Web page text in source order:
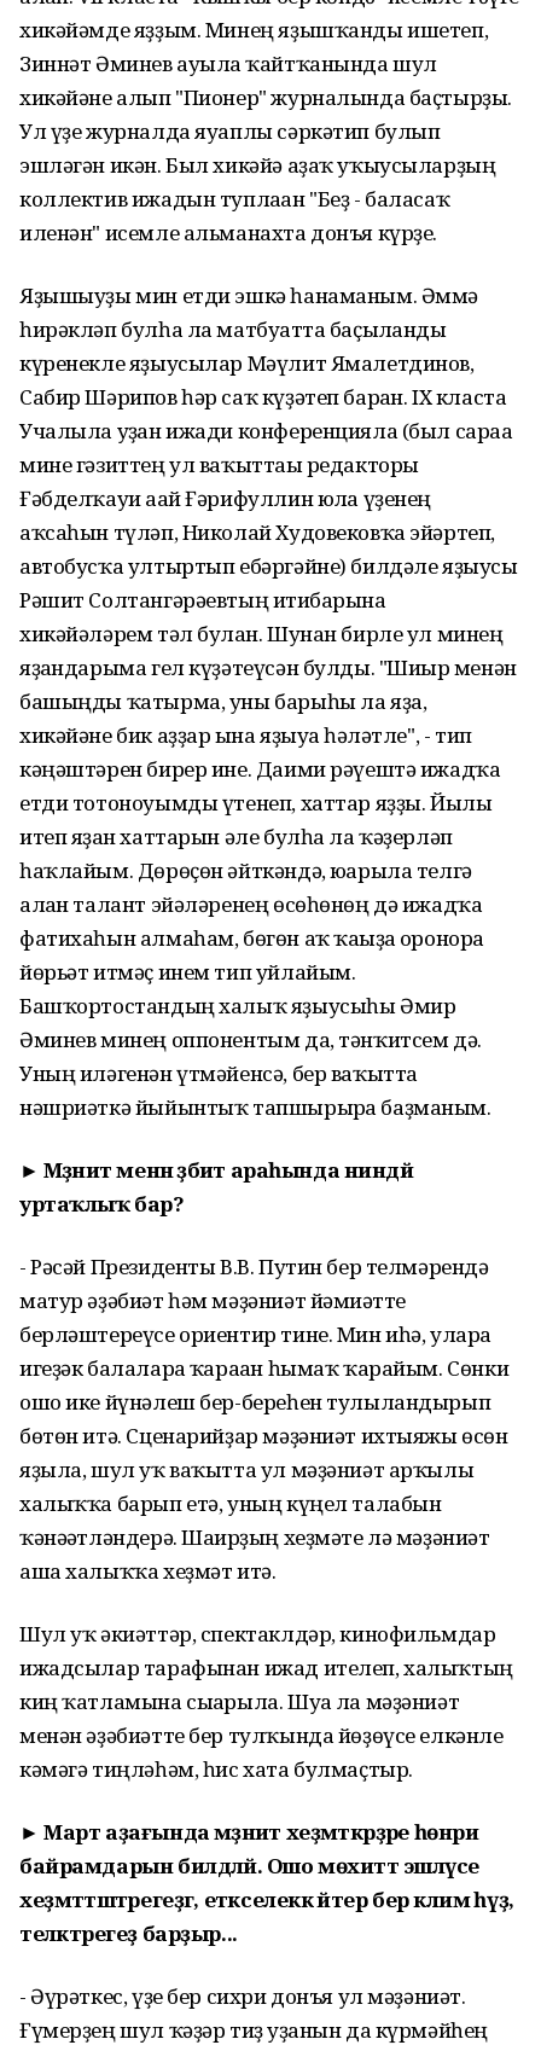
хикәйәмде яҙҙым. Минең яҙышҡанды ишетеп,
Зиннәт Әминев ауылға ҡайтҡанында шул
хикәйәне алып "Пионер" журналында баҫтырҙы.
Ул үҙе журналда яуаплы сәркәтип булып
эшләгән икән. Был хикәйә аҙаҡ уҡыусыларҙың
коллектив ижадын туплаған "Беҙ - баласаҡ
иленән" исемле альманахта донъя күрҙе.
Яҙышыуҙы мин етди эшкә һанаманым. Әммә
һирәкләп булһа ла матбуғатта баҫылғанды
күренекле яҙыусылар Мәүлит Ямалетдинов,
Сабир Шәрипов һәр саҡ күҙәтеп барған. IX класта
Учалыла уҙған ижади конференцияла (был сараға
мине гәзиттең ул ваҡыттағы редакторы
Ғәбделҡауи ағай Ғәрифуллин юлға үҙенең
аҡсаһын түләп, Николай Худовековҡа эйәртеп,
автобусҡа ултыртып ебәргәйне) билдәле яҙыусы
Рәшит Солтангәрәевтың иғтибарына
хикәйәләрем тәл булған. Шунан бирле ул минең
яҙғандарыма гел күҙәтеүсән булды. "Шиғыр менән
башыңды ҡатырма, уны барыһы ла яҙа,
хикәйәне бик аҙҙар ғына яҙыуға һәләтле", - тип
кәңәштәрен бирер ине. Даими рәүештә ижадҡа
етди тотоноуымды үтенеп, хаттар яҙҙы. Йылы
итеп яҙған хаттарын әле булһа ла ҡәҙерләп
һаҡлайым. Дөрөҫөн әйткәндә, юғарыла телгә
алған талант эйәләренең өсөһөнөң дә ижадҡа
фатихаһын алмаһам, бөгөн аҡ ҡағыҙға оронорға
йөрьәт итмәҫ инем тип уйлайым.
Башҡортостандың халыҡ яҙыусыһы Әмир
Әминев минең оппонентым да, тәнҡитсем дә.
Уның иләгенән үтмәйенсә, бер ваҡытта
нәшриәткә йыйынтыҡ тапшырырға баҙманым.
► Мәҙәниәт менән әҙәбиәт араһында ниндәй
уртаҡлыҡ бар?
- Рәсәй Президенты В.В. Путин бер телмәрендә
матур әҙәбиәт һәм мәҙәниәт йәмғиәтте
берләштереүсе ориентир тине. Мин иһә, уларға
игеҙәк балаларға ҡараған һымаҡ ҡарайым. Сөнки
ошо ике йүнәлеш бер-береһен тулыландырып
бөтөн итә. Сценарийҙар мәҙәниәт ихтыяжы өсөн
яҙыла, шул уҡ ваҡытта ул мәҙәниәт арҡылы
халыҡҡа барып етә, уның күңел талабын
ҡәнәғәтләндерә. Шағирҙың хеҙмәте лә мәҙәниәт
аша халыҡҡа хеҙмәт итә.
Шул уҡ әкиәттәр, спектаклдәр, кинофильмдар
ижадсылар тарафынан ижад ителеп, халыҡтың
киң ҡатламына сығарыла. Шуға ла мәҙәниәт
менән әҙәбиәтте бер тулҡында йөҙөүсе елкәнле
кәмәгә тиңләһәм, һис хата булмаҫтыр.
► Март аҙағында мәҙәниәт хеҙмәткәрҙәре һөнәри
байрамдарын билдәләй. Ошо мөхиттә эшләүсе
хеҙмәттәштәрегеҙгә, етәкселеккә әйтер бер кәлимә һүҙ,
теләктәрегеҙ барҙыр...
- Әүрәткес, үҙе бер сихри донъя ул мәҙәниәт.
Ғүмерҙең шул ҡәҙәр тиҙ уҙғанын да күрмәйһең